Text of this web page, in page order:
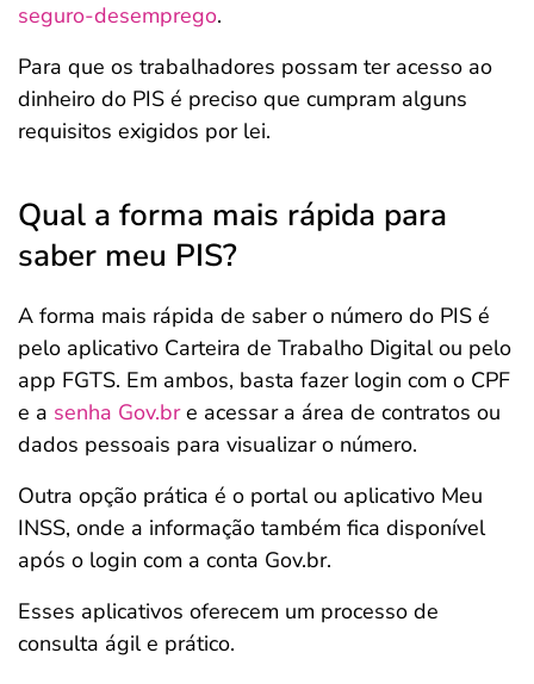
seguro-desemprego.
Para que os trabalhadores possam ter acesso ao
dinheiro do PIS é preciso que cumpram alguns
requisitos exigidos por lei.
Qual a forma mais rápida para
saber meu PIS?
A forma mais rápida de saber o número do PIS é
pelo aplicativo Carteira de Trabalho Digital ou pelo
app FGTS. Em ambos, basta fazer login com o CPF
e a senha Gov.bre acessar a área de contratos ou
dados pessoais para visualizar o número.
Outra opção prática é o portal ou aplicativo Meu
INSS, onde a informação também fica disponível
após o login com a conta Gov.br.
Esses aplicativos oferecem um processo de
consulta ágil e prático.